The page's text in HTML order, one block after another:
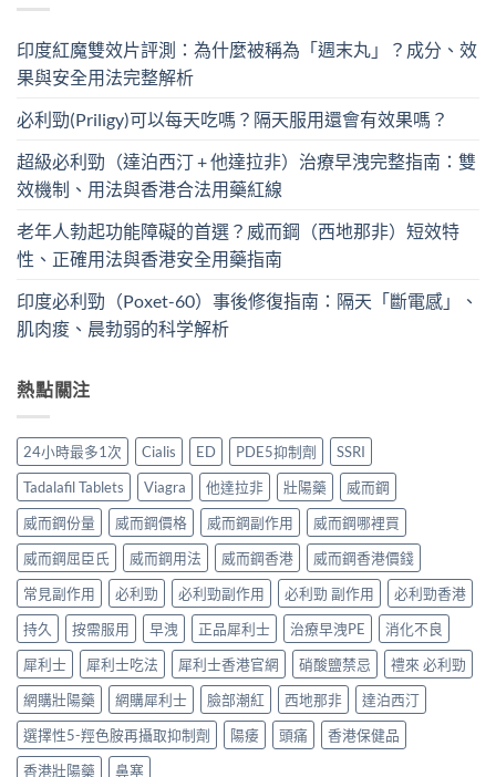
印度紅魔雙效片評測：為什麼被稱為「週末丸」？成分、效
果與安全用法完整解析
必利勁(Priligy)可以每天吃嗎？隔天服用還會有效果嗎？
超級必利勁（達泊西汀 + 他達拉非）治療早洩完整指南：雙
效機制、用法與香港合法用藥紅線
老年人勃起功能障礙的首選？威而鋼（西地那非）短效特
性、正確用法與香港安全用藥指南
印度必利勁（Poxet-60）事後修復指南：隔天「斷電感」、
肌肉痠、晨勃弱的科学解析
熱點關注
24小時最多1次 Cialis ED PDE5抑制劑
SSRI
Tadalafil Tablets
Viagra 他達拉非 壯陽藥
威而鋼
威而鋼份量
威而鋼價格 威而鋼副作用
威而鋼哪裡買
威而鋼屈臣氏
威而鋼用法 威而鋼香港
威而鋼香港價錢
常見副作用
必利勁 必利勁副作用 必利勁 副作用
必利勁香港
持久
按需服用 早洩 正品犀利士 治療早洩PE
消化不良
犀利士
犀利士吃法 犀利士香港官網 硝酸鹽禁忌
禮來 必利勁
網購壯陽藥
網購犀利士 臉部潮紅 西地那非
達泊西汀
選擇性5-羥色胺再攝取抑制劑
陽痿 頭痛
香港保健品
香港壯陽藥
鼻塞